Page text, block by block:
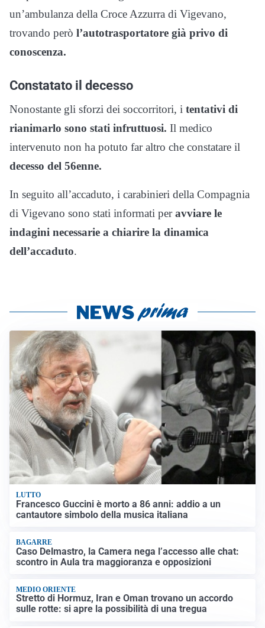
un’ambulanza della Croce Azzurra di Vigevano,
trovando però l’autotrasportatore già privo di
conoscenza.
Constatato il decesso
Nonostante gli sforzi dei soccorritori, i tentativi di
rianimarlo sono stati infruttuosi. Il medico
intervenuto non ha potuto far altro che constatare il
decesso del 56enne.
In seguito all’accaduto, i carabinieri della Compagnia
di Vigevano sono stati informati peravviare le
indagini necessarie a chiarire la dinamica
dell’accaduto.
LUTTO
Francesco Guccini è morto a 86 anni: addio a un
cantautore simbolo della musica italiana
BAGARRE
Caso Delmastro, la Camera nega l’accesso alle chat:
scontro in Aula tra maggioranza e opposizioni
MEDIO ORIENTE
Stretto di Hormuz, Iran e Oman trovano un accordo
sulle rotte: si apre la possibilità di una tregua